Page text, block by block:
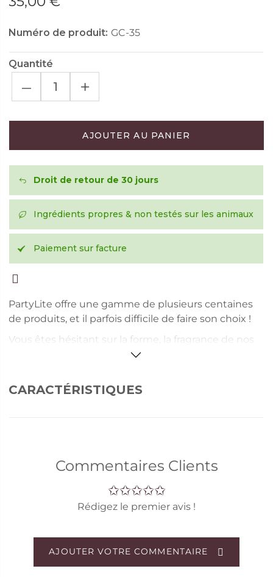
Numéro de produit: GC-35
Quantité
– +
AJOUTER AU PANIER
Droit de retour de 30 jours
Ingrédients propres & non testés sur les animaux
Paiement sur facture
PartyLite offre une gamme de plusieurs centaines
de produits, et il parfois difficile de faire son choix !
Vous êtes hésitant sur la forme, la fragrance de nos
bougies ou sur le style de nos accessoires ? Vous
famille ?
voie digitale.
CARACTÉRISTIQUES
Commentaires Clients
Rédigez le premier avis !
AJOUTER VOTRE COMMENTAIRE